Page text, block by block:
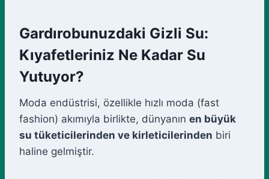
Gardırobunuzdaki Gizli Su:
Kıyafetleriniz Ne Kadar Su
Yutuyor?
Moda endüstrisi, özellikle hızlı moda (fast
fashion) akımıyla birlikte, dünyanın en büyük
su tüketicilerinden ve kirleticilerinden biri
haline gelmiştir.